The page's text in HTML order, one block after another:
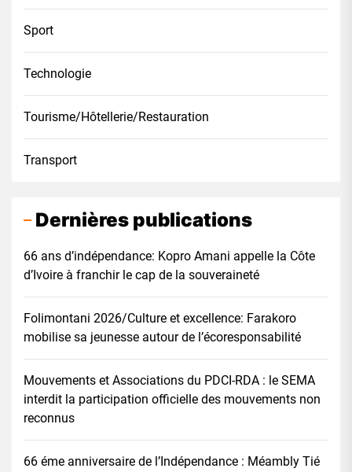
Sport
Technologie
Tourisme/Hôtellerie/Restauration
Transport
Dernières publications
66 ans d’indépendance: Kopro Amani appelle la Côte
d’Ivoire à franchir le cap de la souveraineté
Folimontani 2026/Culture et excellence: Farakoro
mobilise sa jeunesse autour de l’écoresponsabilité
Mouvements et Associations du PDCI-RDA : le SEMA
interdit la participation officielle des mouvements non
reconnus
66 éme anniversaire de l’Indépendance : Méambly Tié